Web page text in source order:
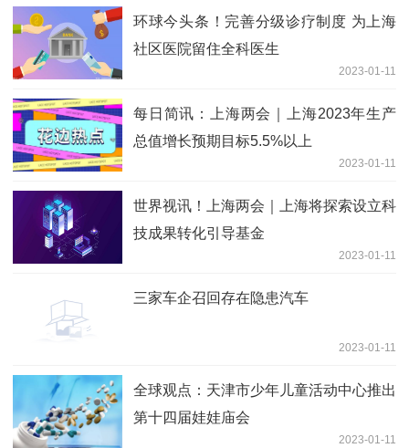
环球今头条！完善分级诊疗制度 为上海
社区医院留住全科医生
2023-01-11
每日简讯：上海两会｜上海2023年生产
总值增长预期目标5.5%以上
2023-01-11
世界视讯！上海两会｜上海将探索设立科
技成果转化引导基金
2023-01-11
三家车企召回存在隐患汽车
2023-01-11
全球观点：天津市少年儿童活动中心推出
第十四届娃娃庙会
2023-01-11